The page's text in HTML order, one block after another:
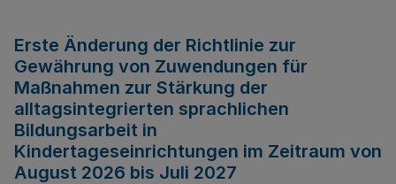
Erste Änderung der Richtlinie zur
Gewährung von Zuwendungen für
Maßnahmen zur Stärkung der
alltagsintegrierten sprachlichen
Bildungsarbeit in
Kindertageseinrichtungen im Zeitraum von
August 2026 bis Juli 2027